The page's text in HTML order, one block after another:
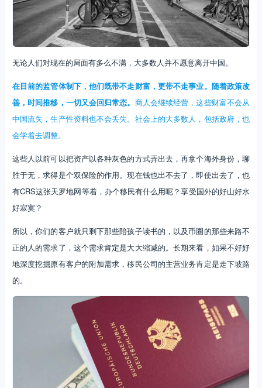
无论人们对现在的局面有多么不满，大多数人并不愿意离开中国。
在目前的监管体制下，他们既带不走财富，更带不走事业。随着政策改
善，时间推移，一切又会回归常态。 商人会继续经营，这些财富不会从
中国流失，生产性资料也不会丢失。社会上的大多数人，包括政府，也
会学着去调整。
这些人以前可以把资产以各种灰色的方式弄出去，再拿个海外身份，聊
胜于无，求得是个双保险的作用。现在钱也出不去了，即使出去了，也
有CRS这张天罗地网等着，办个移民有什么用呢？享受国外的好山好水
好寂寞？
所以，你们的客户就只剩下那些陪孩子读书的，以及币圈的那些来路不
正的人的需求了，这个需求肯定是大大缩减的。长期来看，如果不好好
地深度挖掘原有客户的附加需求，移民公司的主营业务肯定是走下坡路
的。